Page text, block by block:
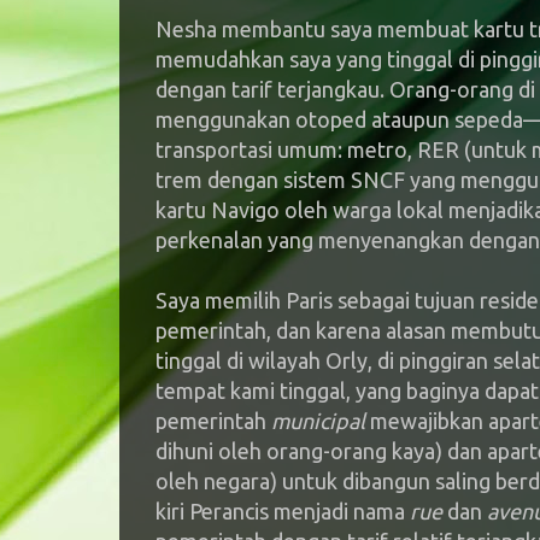
Nesha membantu saya membuat kartu
memudahkan saya yang tinggal di
dengan tarif terjangkau. Orang-orang
menggunakan otoped ataupun
transportasi umum: metro, RER (untuk
trem dengan sistem SNCF yang
kartu Navigo oleh warga lokal
perkenalan yang menyenangkan
Saya memilih Paris sebagai tujuan
pemerintah, dan karena alasan
tinggal di wilayah Orly, di pinggiran
tempat kami tinggal, yang baginya
pemerintah municipalmewajibkan
dihuni oleh orang-orang kaya) dan
oleh negara) untuk dibangun saling
kiri Perancis menjadi nama ruedan